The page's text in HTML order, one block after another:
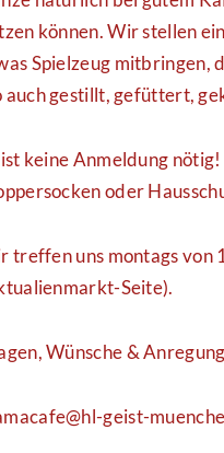
können. Wir stellen
Spielzeug mitbringen,
auch gestillt, gefüttert,
ist keine Anmeldung
oder
treffen uns montags von
Seite).
Wünsche &
geist-